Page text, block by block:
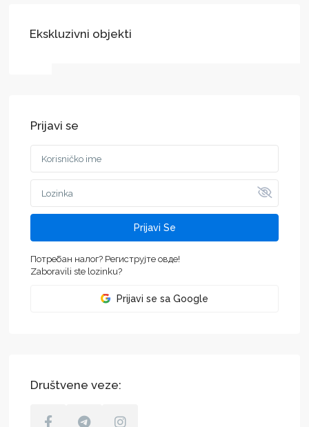
Ekskluzivni objekti
Prijavi se
Prijavi Se
Потребан налог? Региструјте овде!
Zaboravili ste lozinku?
Prijavi se sa Google
Društvene veze: